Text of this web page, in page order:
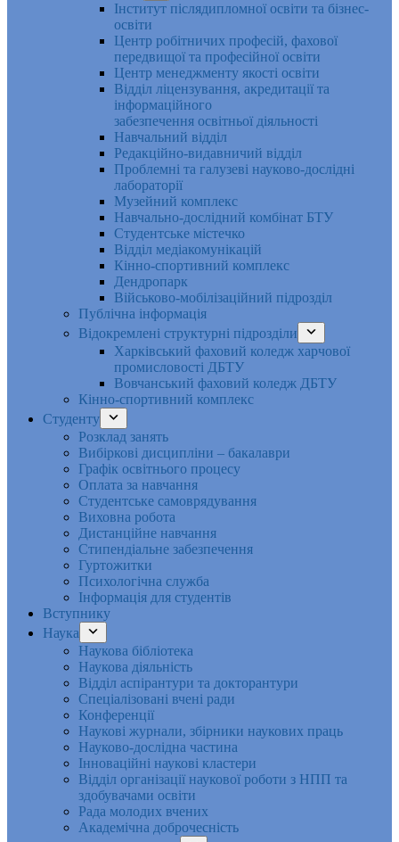
Інститут післядипломної освіти та бізнес-
освіти
Центр робітничих професій, фахової
передвищої та професійної освіти
Центр менеджменту якості освіти
Відділ ліцензування, акредитації та
інформаційного
забезпечення освітньої діяльності
Навчальний відділ
Редакційно-видавничий відділ
Проблемні та галузеві науково-дослідні
лабораторії
Музейний комплекс
Навчально-дослідний комбінат БТУ
Студентське містечко
Відділ медіакомунікацій
Кінно-спортивний комплекс
Дендропарк
Військово-мобілізаційний підрозділ
Публічна інформація
Відокремлені структурні підрозділи
Харківський фаховий коледж харчової
промисловості ДБТУ
Вовчанський фаховий коледж ДБТУ
Кінно-спортивний комплекс
Студенту
Розклад занять
Вибіркові дисципліни – бакалаври
Графік освітнього процесу
Оплата за навчання
Студентське самоврядування
Виховна робота
Дистанційне навчання
Стипендіальне забезпечення
Гуртожитки
Психологічна служба
Інформація для студентів
Вступнику
Наука
Наукова бібліотека
Наукова діяльність
Відділ аспірантури та докторантури
Спеціалізовані вчені ради
Конференції
Наукові журнали, збірники наукових праць
Науково-дослідна частина
Інноваційні наукові кластери
Відділ організації наукової роботи з НПП та
здобувачами освіти
Рада молодих вчених
Академічна доброчесність